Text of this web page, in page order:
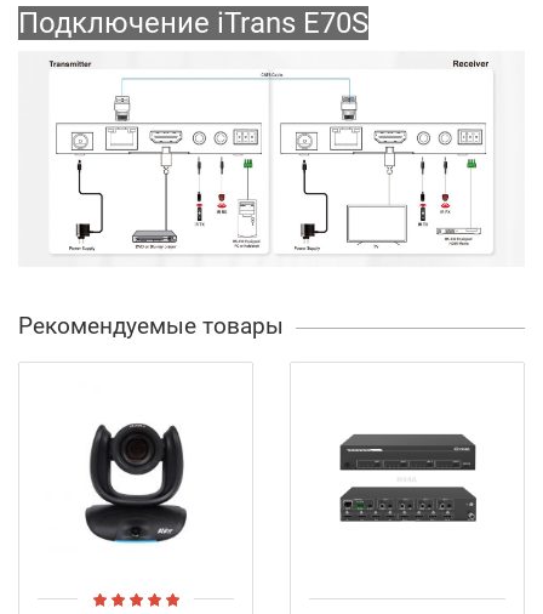
Подключение iTrans E70S
Рекомендуемые товары